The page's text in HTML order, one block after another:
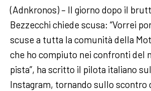
(Adnkronos) – Il giorno dopo il
Bezzecchi chiede scusa: “Vorrei
scuse a tutta la comunità della
che ho compiuto nei confronti del
pista”, ha scritto il pilota italiano
Instagram, tornando sullo scontro